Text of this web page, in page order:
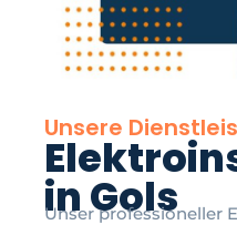
Unsere
in Gols
Unser professioneller